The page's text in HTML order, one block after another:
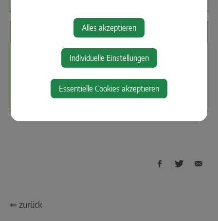
3353 Biberbach
Auf Google Maps anzeigen
⇐ zurück
Alles akzeptieren
Individuelle Einstellungen
Essentielle Cookies akzeptieren